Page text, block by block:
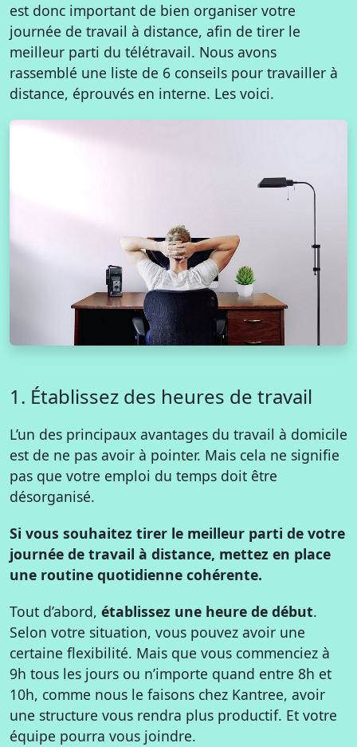
est donc important de bien organiser votre
journée de travail à distance, afin de tirer le
meilleur parti du télétravail. Nous avons
rassemblé une liste de 6 conseils pour travailler à
distance, éprouvés en interne. Les voici.
1. Établissez des heures de travail
L’un des principaux avantages du travail à domicile
est de ne pas avoir à pointer. Mais cela ne signifie
pas que votre emploi du temps doit être
désorganisé.
Si vous souhaitez tirer le meilleur parti de votre
journée de travail à distance, mettez en place
une routine quotidienne cohérente.
Tout d’abord, établissez une heure de début.
Selon votre situation, vous pouvez avoir une
certaine flexibilité. Mais que vous commenciez à
9h tous les jours ou n’importe quand entre 8h et
10h, comme nous le faisons chez Kantree, avoir
une structure vous rendra plus productif. Et votre
équipe pourra vous joindre.